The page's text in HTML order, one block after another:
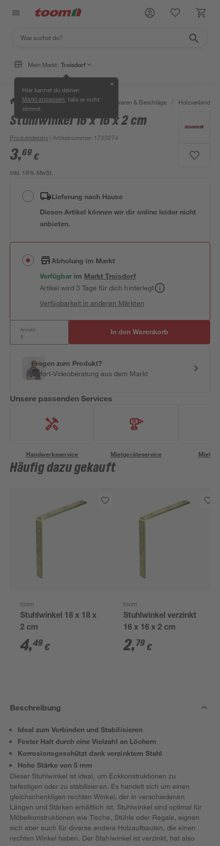
Mein Markt: Troisdorf
Hier kannst du deinen
Markt anpassen , falls er nicht
stimmt.
✕
/ Werkstatt & Maschinen / Eisenwaren & Beschläge / Holzverbinder
Stuhlwinkel 16 x 16 x 2 cm
Produktdetails | Artikelnummer: 1730274
3,69 €
inkl. 19% MwSt.
Lieferung nach Hause
Diesen Artikel können wir dir online leider nicht
anbieten.
Abholung im Markt
Verfügbar im MarktTroisdorf
Artikel wird 3 Tage für dich hinterlegt
Verfügbarkeit in anderen Märkten
Anzahl: In den Warenkorb
Fragen zum Produkt?
Sofort-Videoberatung aus dem Markt
Unsere passenden Services
Handwerksservice Mietgeräteservice
Häufig dazu gekauft
toom
Stuhlwinkel 18 x 18 x
2 cm
4,49 €
toom
Stuhlwinkel verzinkt
16 x 16 x 2 cm
2,79 €
Beschreibung
Ideal zum Verbinden und Stabilisieren
Fester Halt durch eine Vielzahl an Löchern
Korrosionsgeschützt dank verzinktem Stahl
Hohe Stärke von 5 mm
Dieser Stuhlwinkel ist ideal, um Eckkonstruktionen zu
befestigen oder zu stabilisieren. Es handelt sich um einen
gleichschenkligen rechten Winkel, der in verschiedenen
Längen und Stärken erhältlich ist. Stuhlwinkel sind optimal für
Möbelkonstruktionen wie Tische, Stühle oder Regale, eignen
sich aber auch für diverse andere Holzaufbauten, die einen
rechten Winkel haben. Der Stahlwinkel ist verzinkt, hat also